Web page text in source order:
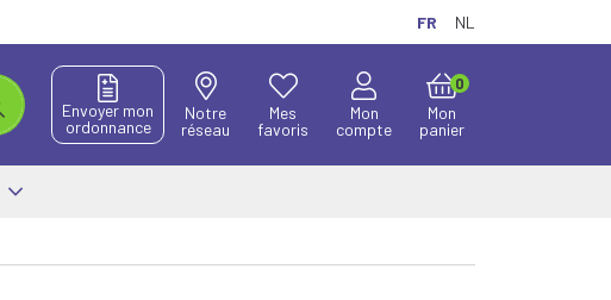
FR NL
Notre
réseau
Envoyer mon
ordonnance
Mes
favoris
Mon
compte
Mon
panier
0